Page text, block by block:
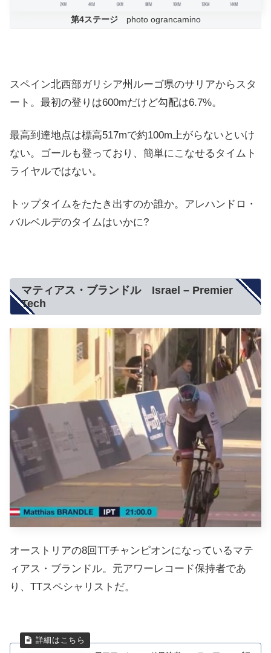
第4ステージ photo ograncamino
スペイン北西部ガリシア州ルーゴ県のサリアからスタ
ート。最初の登りは600mだけど勾配は6.7%。
最高到達地点は標高517mで約100m上がらないといけ
ない。ゴールも登っており、簡単にこなせるタイムト
ライヤルではない。
トップタイムをたたき出すのか誰か。アレハンドロ・
バルベルデのタイムはいかに?
マティアス・ブランドル Israel – Premier
Tech
オーストリアの8回TTチャンピオンになっているマテ
ィアス・ブランドル。元アワーレコード保持者であ
り、TTスペシャリストだ。